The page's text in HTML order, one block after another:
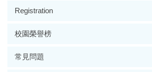
Registration
校園榮譽榜
常見問題